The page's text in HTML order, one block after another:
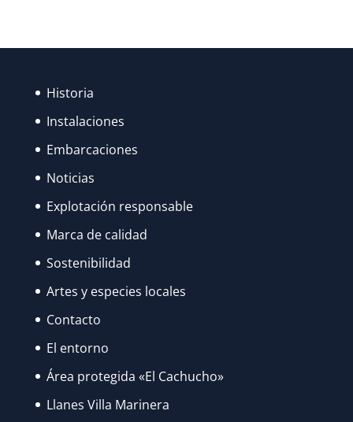
Historia
Instalaciones
Embarcaciones
Noticias
Explotación responsable
Marca de calidad
Sostenibilidad
Artes y especies locales
Contacto
El entorno
Área protegida «El Cachucho»
Llanes Villa Marinera